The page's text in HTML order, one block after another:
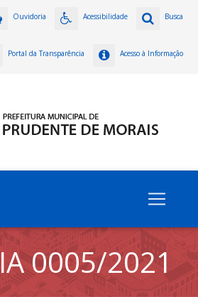
Busca
Acessibilidade
Ouvidoria
Acesso à Informação
Portal da Transparência
0005/2021